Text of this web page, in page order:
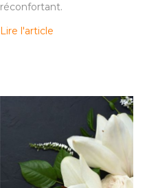
réconfortant.
Lire l'article